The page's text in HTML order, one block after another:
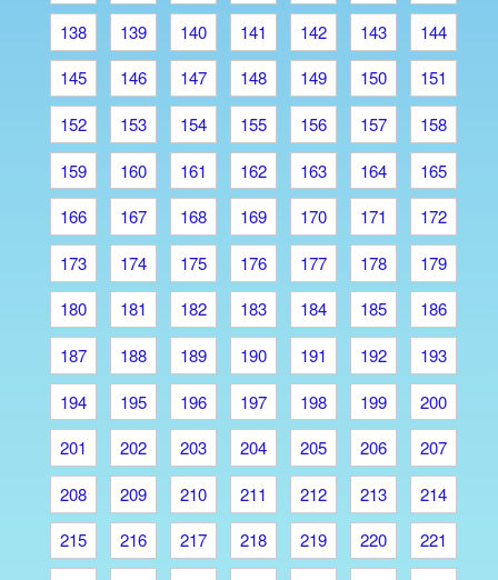
138
139 140 141 142 143
144
145
146 147 148 149 150
151
152
153 154 155 156 157
158
159
160 161 162 163 164
165
166
167 168 169 170 171
172
173
174 175 176 177 178
179
180
181 182 183 184 185
186
187
188 189 190 191 192
193
194
195 196 197 198 199
200
201
202 203 204 205 206
207
208
209 210 211 212 213
214
215
216 217 218 219 220
221